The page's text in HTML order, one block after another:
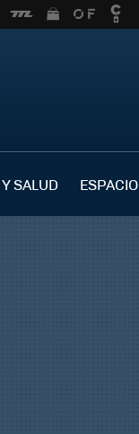
SALUD ESPACIO